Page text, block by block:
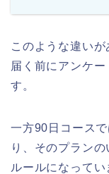
このような違い
届く前にアンケ
す。
一方90日コース
り、そのプラン
ルールになってい